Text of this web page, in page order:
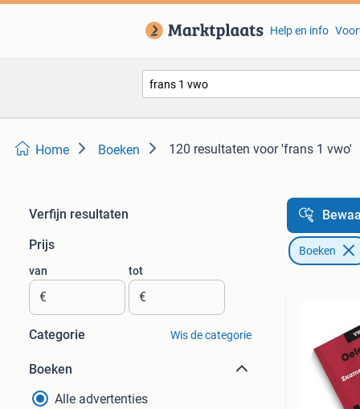
Help en info
Home Boeken 120 resultaten voor 'frans 1 vwo'
Verfijn resultaten
Prijs
van
€
tot
€
Categorie Wis de categorie
Boeken
Alle advertenties
Boeken